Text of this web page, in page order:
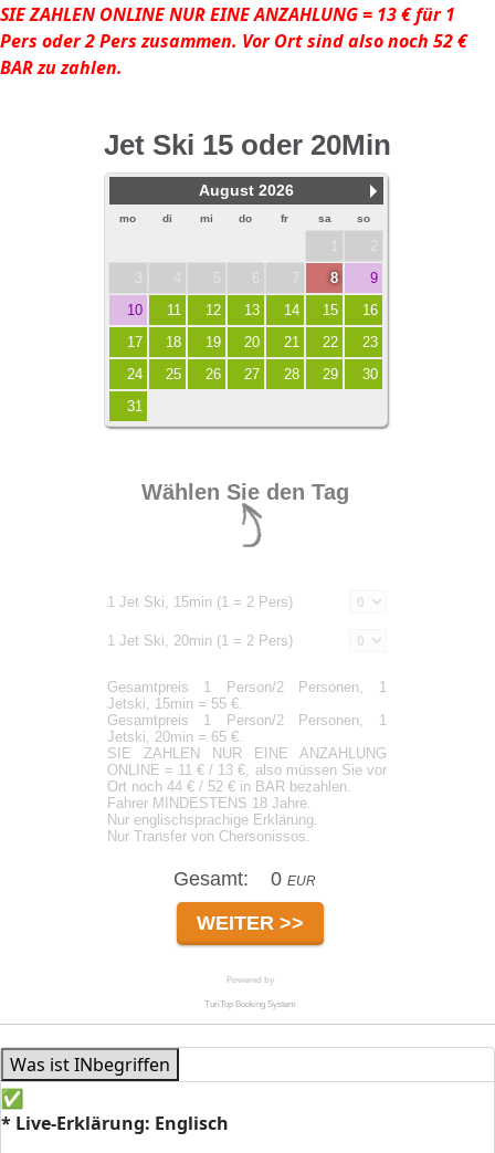
SIE ZAHLEN ONLINE NUR EINE ANZAHLUNG = 13 € für 1
Pers oder 2 Pers zusammen. Vor Ort sind also noch 52 €
BAR zu zahlen.
Was ist INbegriffen
* Live-Erklärung: Englisch